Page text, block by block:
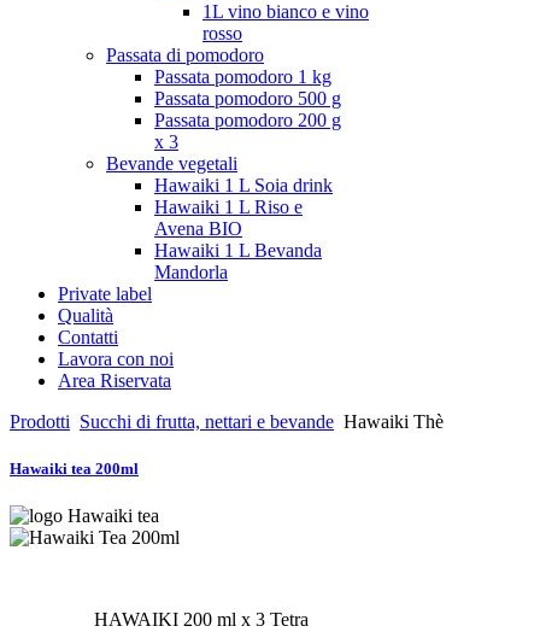
1L vino bianco e vino
rosso
Passata di pomodoro
Passata pomodoro 1 kg
Passata pomodoro 500 g
Passata pomodoro 200 g
x 3
Bevande vegetali
Hawaiki 1 L Soia drink
Hawaiki 1 L Riso e
Avena BIO
Hawaiki 1 L Bevanda
Mandorla
Private label
Qualità
Contatti
Lavora con noi
Area Riservata
Prodotti Succhi di frutta, nettari e bevande Hawaiki Thè
Hawaiki tea 200ml
HAWAIKI 200 ml x 3 Tetra